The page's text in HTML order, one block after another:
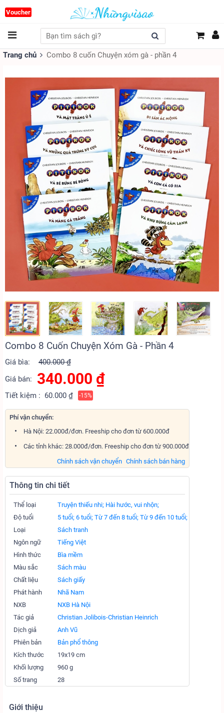
Voucher
Trang chủ Combo 8 cuốn Chuyện xóm gà - phần 4
Combo 8 Cuốn Chuyện Xóm Gà - Phần 4
Giá bìa:
400.000 ₫
Giá bán:
340.000 ₫
Tiết kiệm : 60.000 ₫ -15%
Phí vận chuyển:
Hà Nội: 22.000đ/đơn. Freeship cho đơn từ 600.000đ
Các tỉnh khác: 28.000đ/đơn. Freeship cho đơn từ 900.000đ
Chính sách bán hàng
Chính sách vận chuyển
Thông tin chi tiết
Thể loại Truyện thiếu nhi; Hài hước, vui nhộn;
Độ tuổi
5 tuổi; 6 tuổi; Từ 7 đến 8 tuổi; Từ 9 đến 10 tuổi;
Loại
Sách tranh
Ngôn ngữ
Tiếng Việt
Hình thức
Bìa mềm
Màu sắc
Sách màu
Chất liệu
Sách giấy
Phát hành
Nhã Nam
NXB
NXB Hà Nội
Tác giả
Christian Jolibois-Christian Heinrich
Dịch giả
Anh Vũ
Phiên bản
Bản phổ thông
Kích thước
19x19 cm
Khối lượng
960 g
Số trang
28
Giới thiệu